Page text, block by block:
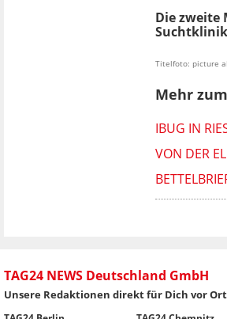
Die zweite
Titelfoto: picture
Mehr
IBUG IN
VON DER
TAG24 NEWS Deutschland GmbH
Unsere Redaktionen direkt für Dich vor